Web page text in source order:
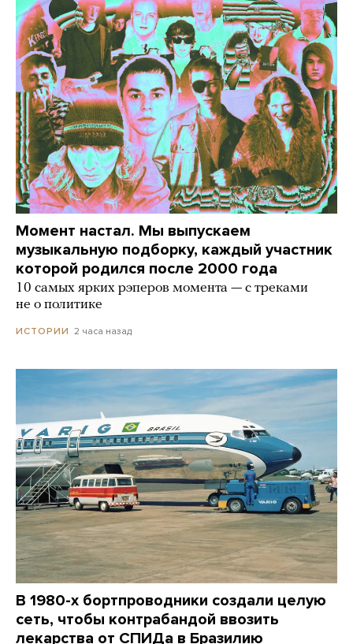
Момент настал. Мы выпускаем
музыкальную подборку, каждый участник
которой родился после 2000 года
10 самых ярких рэперов момента — с треками
не о политике
ИСТОРИИ 2 часа назад
В 1980-х бортпроводники создали целую
сеть, чтобы контрабандой ввозить
лекарства от СПИДа в Бразилию